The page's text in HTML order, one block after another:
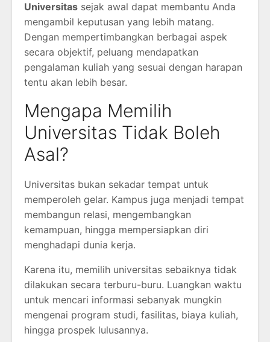
Universitas sejak awal dapat membantu Anda
mengambil keputusan yang lebih matang.
Dengan mempertimbangkan berbagai aspek
secara objektif, peluang mendapatkan
pengalaman kuliah yang sesuai dengan harapan
tentu akan lebih besar.
Mengapa Memilih
Universitas Tidak Boleh
Asal?
Universitas bukan sekadar tempat untuk
memperoleh gelar. Kampus juga menjadi tempat
membangun relasi, mengembangkan
kemampuan, hingga mempersiapkan diri
menghadapi dunia kerja.
Karena itu, memilih universitas sebaiknya tidak
dilakukan secara terburu-buru. Luangkan waktu
untuk mencari informasi sebanyak mungkin
mengenai program studi, fasilitas, biaya kuliah,
hingga prospek lulusannya.